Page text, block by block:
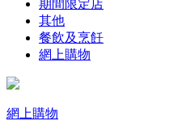
期間限定店
其他
餐飲及烹飪
網上購物
網上購物